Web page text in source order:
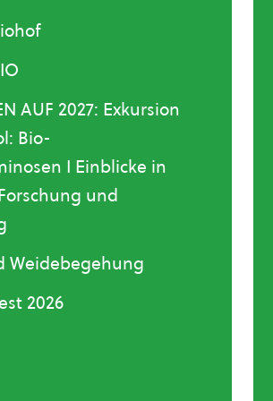
AUF 2027: Exkursion
Bio-
I Einblicke in
und
Weidebegehung
2026